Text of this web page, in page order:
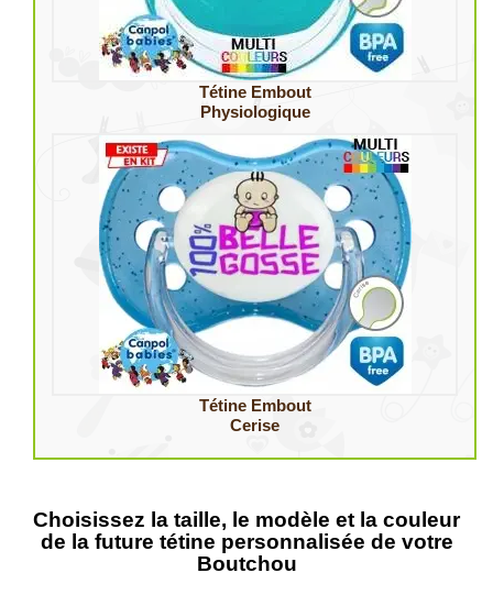
Tétine Embout
Physiologique
Tétine Embout
Cerise
Choisissez la taille, le modèle et la couleur
de la future tétine personnalisée de votre
Boutchou